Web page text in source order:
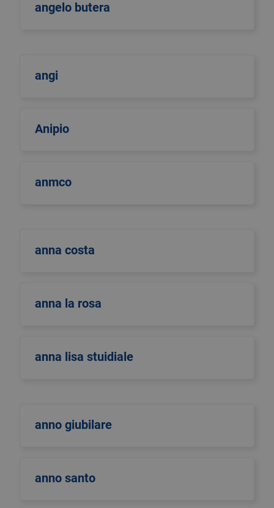
angelo butera
angi
Anipio
anmco
anna costa
anna la rosa
anna lisa stuidiale
anno giubilare
anno santo